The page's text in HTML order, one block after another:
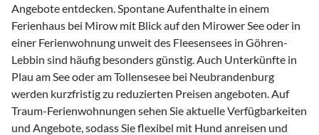
Angebote entdecken. Spontane Aufenthalte in einem
Ferienhaus bei Mirow mit Blick auf den Mirower See oder in
einer Ferienwohnung unweit des Fleesensees in Göhren-
Lebbin sind häufig besonders günstig. Auch Unterkünfte in
Plau am See oder am Tollensesee bei Neubrandenburg
werden kurzfristig zu reduzierten Preisen angeboten. Auf
Traum-Ferienwohnungen sehen Sie aktuelle Verfügbarkeiten
und Angebote, sodass Sie flexibel mit Hund anreisen und